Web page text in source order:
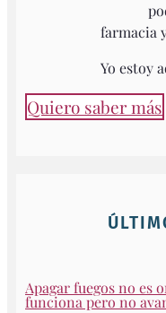
farmacia
Yo estoy
Quiero saber más
Apagar fuegos no es
funciona pero no